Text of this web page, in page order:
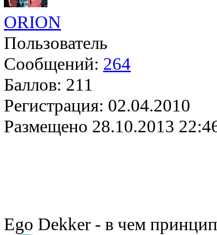
ORION
Пользователь
Сообщений: 264
Баллов: 211
Регистрация: 02.04.2010
Размещено 28.10.2013
Ego Dekker - в чем